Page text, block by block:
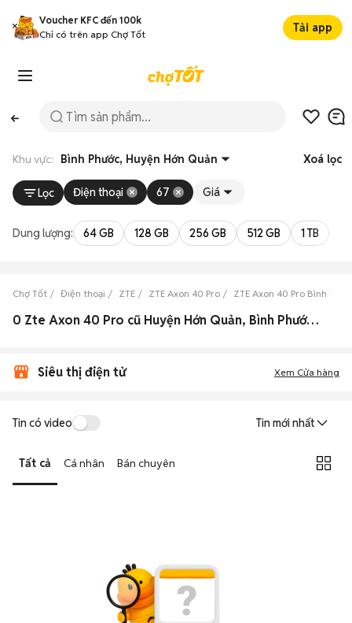
Voucher KFC đến 100k
Chỉ có trên app Chợ Tốt
Tải app
Khu vực: Bình Phước, Huyện Hớn Quản Xoá lọc
Lọc Điện thoại 67 Giá
Dung lượng: 64 GB 128 GB 256 GB 512 GB 1 TB
Chợ Tốt Điện thoại ZTE ZTE Axon 40 Pro ZTE Axon 40 Pro Bình
0 Zte Axon 40 Pro cũ Huyện Hớn Quản, Bình Phước đẹp
Siêu thị điện tử Xem Cửa hàng
Tin có video Tin mới nhất
Tất cả Cá nhân Bán chuyên